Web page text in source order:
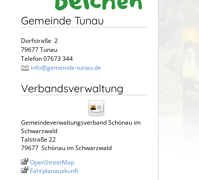
Gemeinde Tunau
Dorfstraße 2
79677 Tunau
Telefon 07673 344
info@gemeinde-tunau.de
Verbandsverwaltung
Gemeindeverwaltungsverband Schönau im
Schwarzwald
Talstraße 22
79677 Schönau im Schwarzwald
OpenStreetMap
Fahrplanauskunft